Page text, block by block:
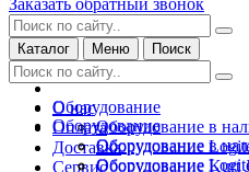
Заказать обратный звонок
Каталог Меню Поиск
О нас
Оплата
Доставка
Сервис
Оборудование
Оборудование в
Оборудование
Оборудование Kurt
Оборудование
Оборудование в
Оборудование